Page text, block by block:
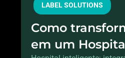
LABEL SOLUTIONS
Como
em um